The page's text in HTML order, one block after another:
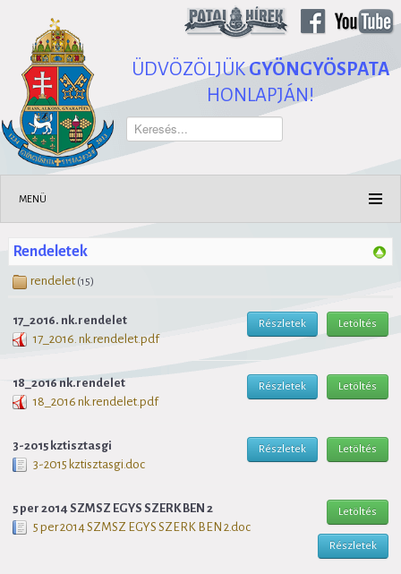
ÜDVÖZÖLJÜKGYÖNGYÖSPATA
HONLAPJÁN!
Keresés...
MENÜ
Rendeletek
rendelet (15)
17_2016. nk.rendelet
17_2016. nk.rendelet.pdf
Letöltés
Részletek
18_2016 nk.rendelet
18_2016 nk.rendelet.pdf
Letöltés
Részletek
3-2015 kztisztasgi
3-2015 kztisztasgi.doc
Letöltés
Részletek
5 per 2014 SZMSZ EGYS SZERK BEN 2
5 per 2014 SZMSZ EGYS SZERK BEN 2.doc
Letöltés
Részletek